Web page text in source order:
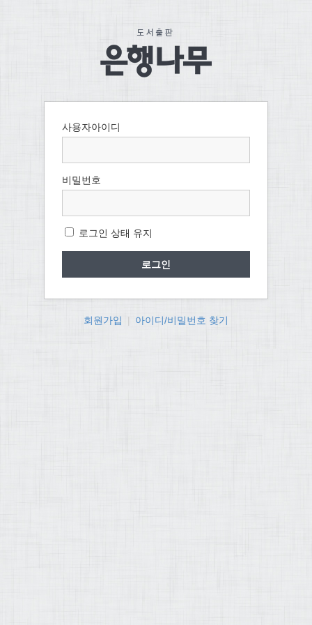
사용자아이디
비밀번호
로그인 상태 유지
회원가입 아이디/비밀번호 찾기